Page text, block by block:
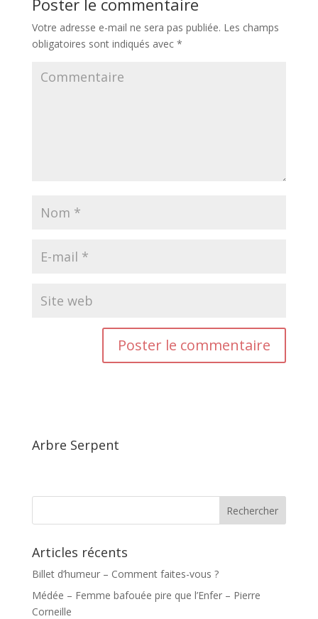
Poster le commentaire
Votre adresse e-mail ne sera pas publiée. Les champs
obligatoires sont indiqués avec *
Arbre Serpent
Articles récents
Billet d’humeur – Comment faites-vous ?
Médée – Femme bafouée pire que l’Enfer – Pierre
Corneille